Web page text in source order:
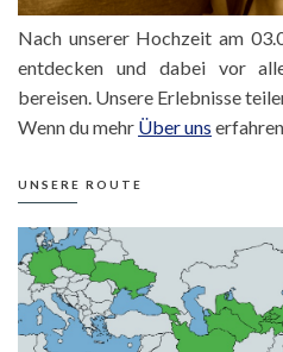
Nach unserer Hochzeit am
entdecken und dabei vor
bereisen. Unsere Erlebnisse
Wenn du mehr Über uns
UNSERE ROUTE